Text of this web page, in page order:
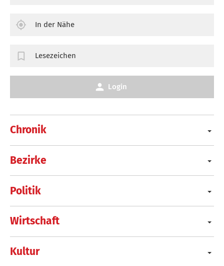
Chronik
Bezirke
Politik
Wirtschaft
Kultur
In der Nähe
Lesezeichen
Login